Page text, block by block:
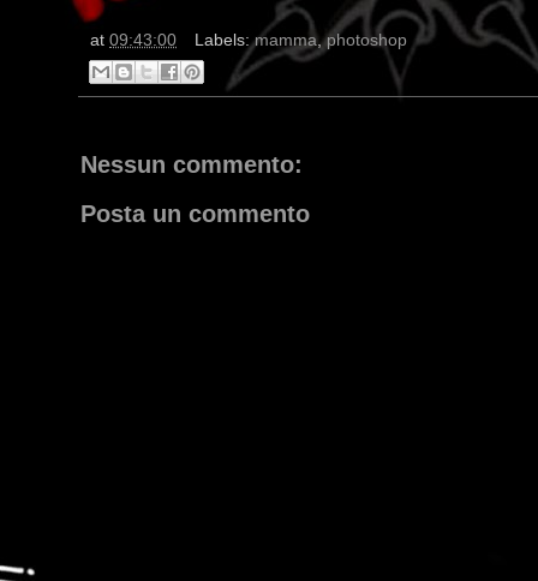
at 09:43:00 Labels:mamma,photoshop
Nessun commento:
Posta un commento